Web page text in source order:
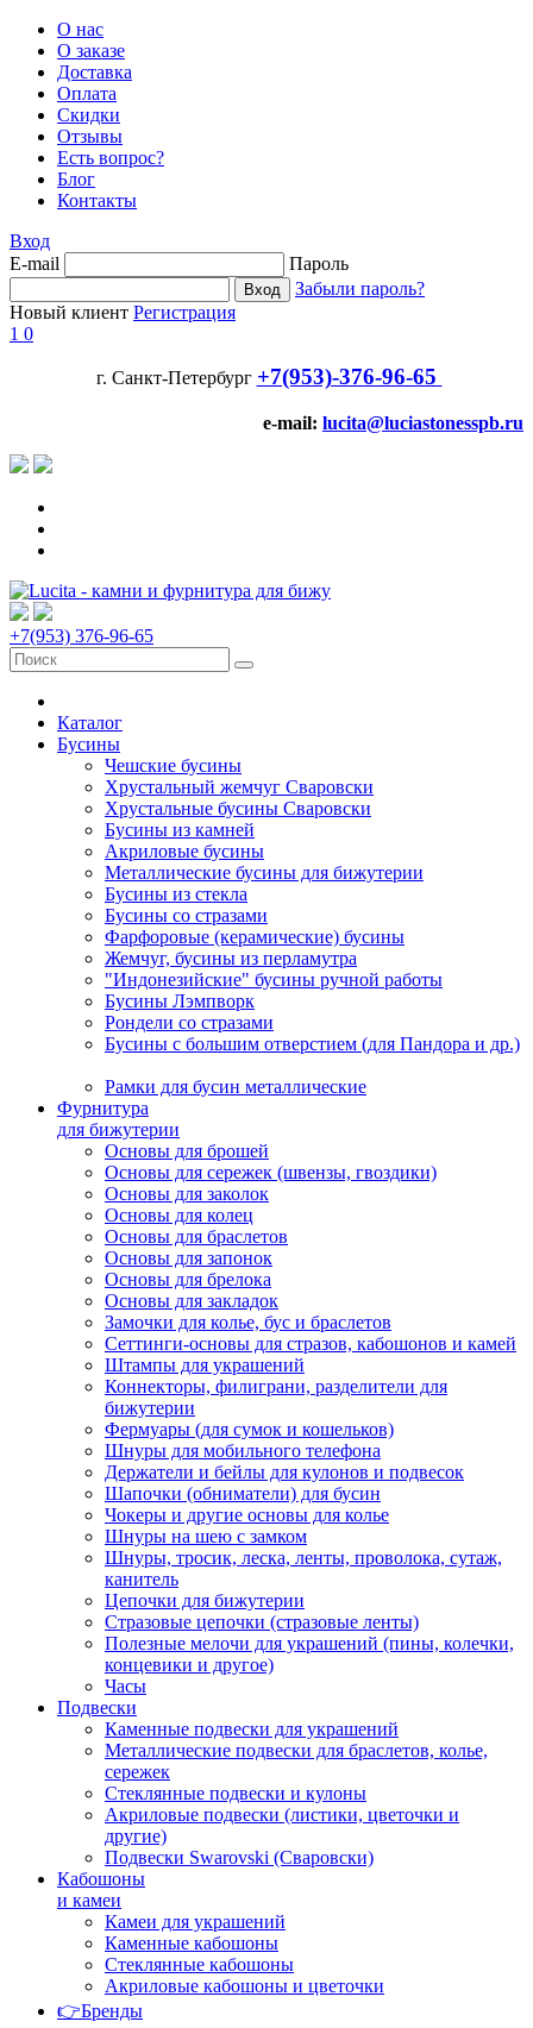
О нас
О заказе
Доставка
Оплата
Скидки
Отзывы
Есть вопрос?
Блог
Контакты
Вход
E-mail
Пароль
Забыли пароль?
Новый клиент Регистрация
1 0
г. Санкт-Петербург +7(953)-376-96-65
e-mail: lucita@luciastonesspb.ru
+7(953) 376-96-65
Каталог
Бусины
Чешские бусины
Хрустальный жемчуг Сваровски
Хрустальные бусины Сваровски
Бусины из камней
Акриловые бусины
Металлические бусины для бижутерии
Бусины из стекла
Бусины со стразами
Фарфоровые (керамические) бусины
Жемчуг, бусины из перламутра
"Индонезийские" бусины ручной работы
Бусины Лэмпворк
Рондели со стразами
Бусины с большим отверстием (для Пандора и др.)
Рамки для бусин металлические
Фурнитура
для бижутерии
Основы для брошей
Основы для сережек (швензы, гвоздики)
Основы для заколок
Основы для колец
Основы для браслетов
Основы для запонок
Основы для брелока
Основы для закладок
Замочки для колье, бус и браслетов
Сеттинги-основы для стразов, кабошонов и камей
Штампы для украшений
Коннекторы, филиграни, разделители для
бижутерии
Фермуары (для сумок и кошельков)
Шнуры для мобильного телефона
Держатели и бейлы для кулонов и подвесок
Шапочки (обниматели) для бусин
Чокеры и другие основы для колье
Шнуры на шею с замком
Шнуры, тросик, леска, ленты, проволока, сутаж,
канитель
Цепочки для бижутерии
Стразовые цепочки (стразовые ленты)
Полезные мелочи для украшений (пины, колечки,
концевики и другое)
Часы
Подвески
Каменные подвески для украшений
Металлические подвески для браслетов, колье,
сережек
Стеклянные подвески и кулоны
Акриловые подвески (листики, цветочки и
другие)
Подвески Swarovski (Сваровски)
Кабошоны
и камеи
Камеи для украшений
Каменные кабошоны
Стеклянные кабошоны
Акриловые кабошоны и цветочки
👉Бренды